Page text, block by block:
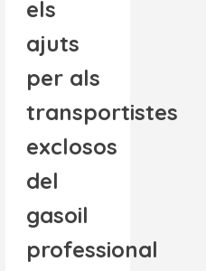
els
ajuts
per als
transportistes
exclosos
del
gasoil
professional